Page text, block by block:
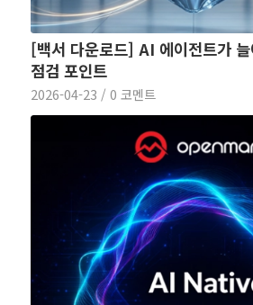
[백서 다운로드] AI 에이전트가
점검 포인트
2026-04-23 / 0 코멘트